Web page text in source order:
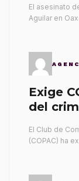
El asesinato
Aguilar en
Exige
del
El Club de
(COPAC) ha